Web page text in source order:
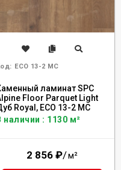
ECO 13-2 MC
ламинат SPC
Floor Parquet Light
Royal, ЕСО 13-2 MC
наличии : 1130 м²
2 856 ₽/м²